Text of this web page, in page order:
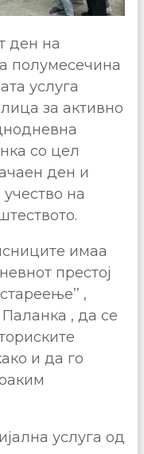
ден на
полумесечина
услуга
за активно
со цел
ден и
на
имаа
престој
,
, да се
и да го
услуга од